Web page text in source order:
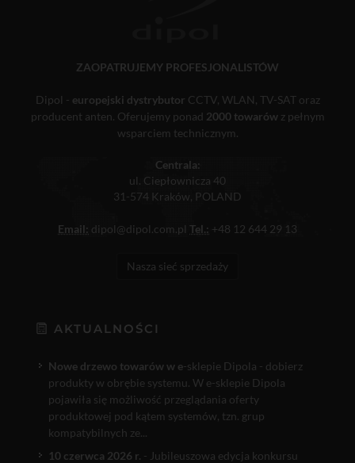
ZAOPATRUJEMY PROFESJONALISTÓW
Dipol - europejski dystrybutor CCTV, WLAN, TV-SAT oraz
producent anten. Oferujemy ponad 2000 towarówz pełnym
wsparciem technicznym.
Centrala:
ul. Ciepłownicza 40
31-574 Kraków, POLAND
Email: dipol@dipol.com.pl Tel.: +48 12 644 29 13
Nasza sieć sprzedaży
AKTUALNOŚCI
Nowe drzewo towarów w e-sklepie Dipola - dobierz
produkty w obrębie systemu. W e-sklepie Dipola
pojawiła się możliwość przeglądania oferty
produktowej pod kątem systemów, tzn. grup
kompatybilnych ze...
10 czerwca 2026 r. - Jubileuszowa edycja konkursu